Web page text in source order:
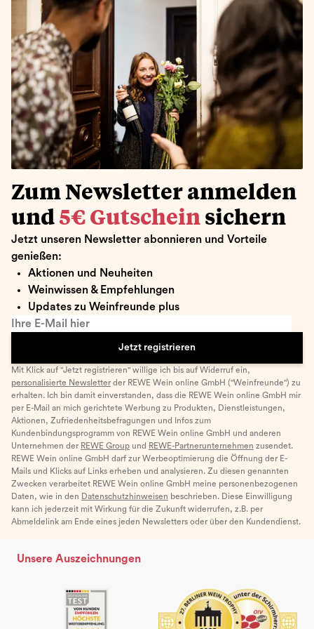
Zum Newsletter anmelden
und 5€ Gutschein sichern
Jetzt unseren Newsletter abonnieren und Vorteile
genießen:
Aktionen und Neuheiten
Weinwissen & Empfehlungen
Updates zu Weinfreunde plus
Ihre E-Mail hier
Jetzt registrieren
Mit Klick auf "Jetzt registrieren" willige ich bis auf Widerruf ein,
personalisierte Newsletter der REWE Wein online GmbH ("Weinfreunde") zu
erhalten. Ich bin damit einverstanden, dass die REWE Wein online GmbH mir
per E-Mail an mich gerichtete Werbung zu Produkten, Dienstleistungen,
Aktionen, Zufriedenheitsbefragungen und Infos zum
Kundenbindungsprogramm von REWE Wein online GmbH und anderen
Unternehmen der REWE Group und REWE-Partnerunternehmen zusendet.
REWE Wein online GmbH darf zur Werbeoptimierung die Öffnung der E-
Mails und Klicks auf Links erheben und analysieren. Zu diesen genannten
Zwecken verarbeitet REWE Wein online GmbH meine personenbezogenen
Daten, wie in den Datenschutzhinweisen beschrieben. Diese Einwilligung
kann ich jederzeit mit Wirkung für die Zukunft widerrufen, z.B. per
Abmeldelink am Ende eines jeden Newsletters oder über den Kundendienst.
Unsere Auszeichnungen